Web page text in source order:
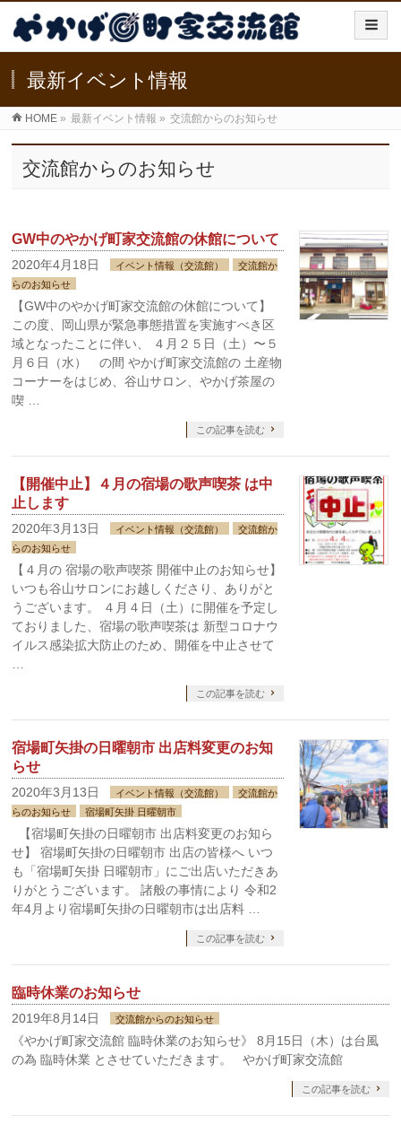
最新イベント情報
HOME » 最新イベント情報 » 交流館からのお知らせ
交流館からのお知らせ
GW中のやかげ町家交流館の休館について
2020年4月18日 イベント情報（交流館）
交流館か
らのお知らせ
【GW中のやかげ町家交流館の休館について】
この度、岡山県が緊急事態措置を実施すべき区
域となったことに伴い、 ４月２５日（土）〜５
月６日（水） の間 やかげ町家交流館の 土産物
コーナーをはじめ、谷山サロン、やかげ茶屋の
喫 …
この記事を読む
【開催中止】４月の宿場の歌声喫茶 は中
止します
2020年3月13日 イベント情報（交流館）
交流館か
らのお知らせ
【４月の 宿場の歌声喫茶 開催中止のお知らせ】
いつも谷山サロンにお越しくださり、ありがと
うございます。 ４月４日（土）に開催を予定し
ておりました、宿場の歌声喫茶は 新型コロナウ
イルス感染拡大防止のため、開催を中止させて
この記事を読む
宿場町矢掛の日曜朝市 出店料変更のお知
らせ
2020年3月13日 イベント情報（交流館）
交流館か
らのお知らせ
宿場町矢掛 日曜朝市
【宿場町矢掛の日曜朝市 出店料変更のお知ら
せ】 宿場町矢掛の日曜朝市 出店の皆様へ いつ
も「宿場町矢掛 日曜朝市」にご出店いただきあ
りがとうございます。 諸般の事情により 令和2
年4月より宿場町矢掛の日曜朝市は出店料 …
この記事を読む
臨時休業のお知らせ
2019年8月14日 交流館からのお知らせ
《やかげ町家交流館 臨時休業のお知らせ》 8月15日（木）は台風
の為 臨時休業 とさせていただきます。 やかげ町家交流館
この記事を読む